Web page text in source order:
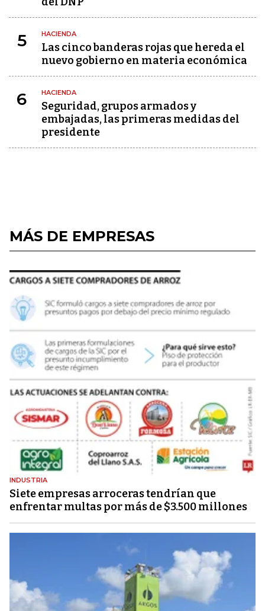
5 HACIENDA
Las cinco banderas rojas que hereda el
nuevo gobierno en materia económica
6 HACIENDA
Seguridad, grupos armados y
embajadas, las primeras medidas del
presidente
MÁS DE EMPRESAS
INDUSTRIA
Siete empresas arroceras tendrían que
enfrentar multas por más de $3.500 millones